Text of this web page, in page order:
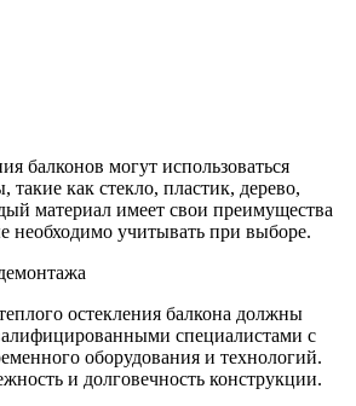
балконов могут использоваться
такие как стекло, пластик, дерево,
материал имеет свои преимущества
необходимо учитывать при выборе.
остекления балкона должны
специалистами с
оборудования и технологий.
и долговечность конструкции.